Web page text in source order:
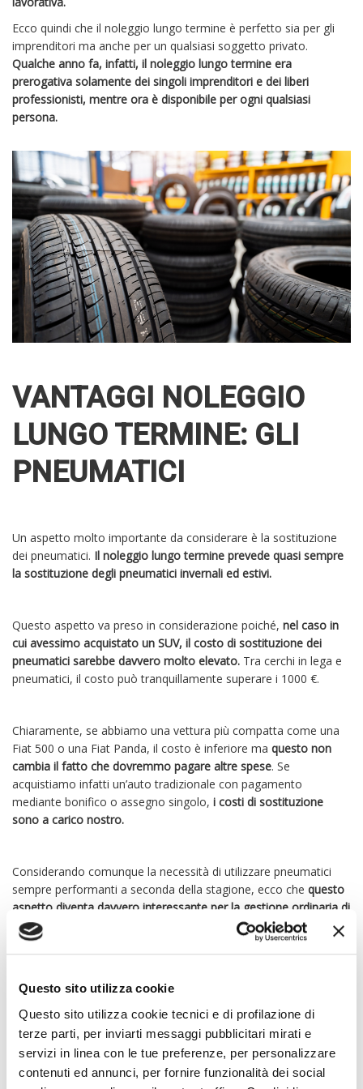
Questo sito utilizza cookie
Questo sito utilizza cookie tecnici e di profilazione di
terze parti, per inviarti messaggi pubblicitari mirati e
servizi in linea con le tue preferenze, per personalizzare
contenuti ed annunci, per fornire funzionalità dei social
Ecco quindi che il noleggio lungo termine è perfetto sia per gli
imprenditori ma anche per un qualsiasi soggetto privato.
Qualche anno fa, infatti, il noleggio lungo termine era
prerogativa solamente dei singoli imprenditori e dei liberi
professionisti, mentre ora è disponibile per ogni qualsiasi
persona.
VANTAGGI NOLEGGIO
LUNGO TERMINE: GLI
PNEUMATICI
Un aspetto molto importante da considerare è la sostituzione
dei pneumatici. Il noleggio lungo termine prevede quasi sempre
la sostituzione degli pneumatici invernali ed estivi.
Questo aspetto va preso in considerazione poiché, nel caso in
cui avessimo acquistato un SUV, il costo di sostituzione dei
pneumatici sarebbe davvero molto elevato. Tra cerchi in lega e
pneumatici, il costo può tranquillamente superare i 1000 €.
Chiaramente, se abbiamo una vettura più compatta come una
Fiat 500 o una Fiat Panda, il costo è inferiore ma questo non
cambia il fatto che dovremmo pagare altre spese. Se
acquistiamo infatti un’auto tradizionale con pagamento
mediante bonifico o assegno singolo, i costi di sostituzione
sono a carico nostro.
Considerando comunque la necessità di utilizzare pneumatici
sempre performanti a seconda della stagione, ecco che questo
aspetto diventa davvero interessante per la gestione ordinaria di
un’auto.
VANTAGGI NOLEGGIO
LUNGO TERMINE: LA
MANUTENZIONE